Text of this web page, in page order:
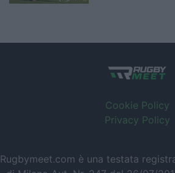
Cookie Policy
Privacy Policy
Rugbymeet.com è una testata